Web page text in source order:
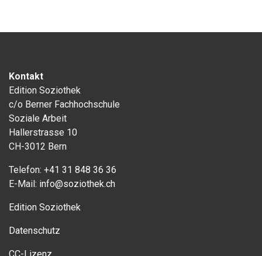
Kontakt
Edition Soziothek
c/o Berner Fachhochschule
Soziale Arbeit
Hallerstrasse 10
CH-3012 Bern
Telefon: +41 31 848 36 36
E-Mail: info@soziothek.ch
Edition Soziothek
Datenschutz